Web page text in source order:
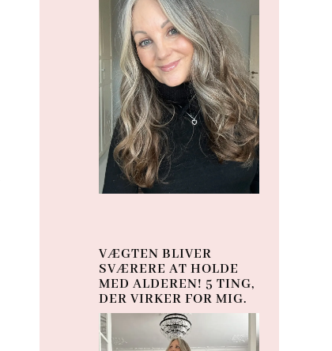
VÆGTEN BLIVER
SVÆRERE AT HOLDE
MED ALDEREN! 5 TING,
DER VIRKER FOR MIG.